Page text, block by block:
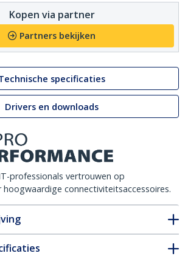
Kopen via partner
Partners bekijken
specificaties
Drivers en downloads
professionals vertrouwen op
connectiviteitsaccessoires.